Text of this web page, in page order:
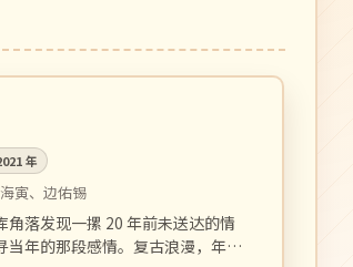
年
寅、边佑锡
角落发现一摞 20 年前未送达的情
当年的那段感情。复古浪漫，年代